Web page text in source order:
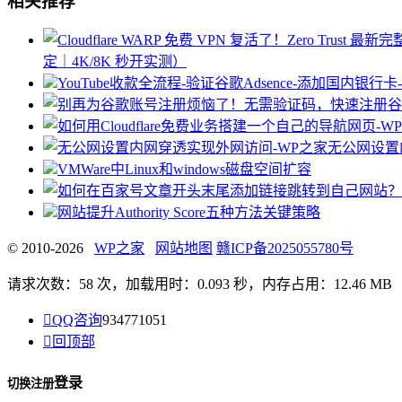
定｜4K/8K 秒开实测）
YouTube收款全流程-验证谷歌Adsence-添加国内银行
无公网设
VMWare中Linux和windows磁盘空间扩容
网站提升Authority Score五种方法关键策略
© 2010-2026 WP之家 网站地图 赣ICP备2025055780号
请求次数：58 次，加载用时：0.093 秒，内存占用：12.46 MB
QQ咨询934771051
 回顶部
切换注册登录